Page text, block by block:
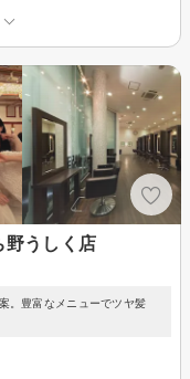
うしく店
。豊富なメニューでツヤ髪